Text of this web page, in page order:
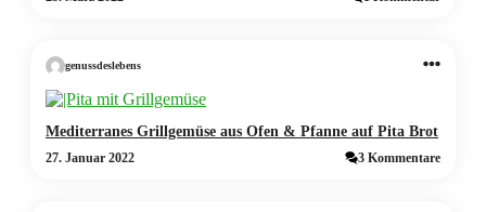
genussdeslebens
Mediterranes Grillgemüse aus Ofen & Pfanne auf Pita Brot
27. Januar 2022 3 Kommentare